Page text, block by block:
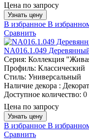
Цена по запросу
Узнать цену
В избранное В
Сравнить
NA016.1.049
Серия: Коллекция
Профиль: Классический
Стиль: Универсальный
Наличие декора :
Доступное количество: 0
Цена по запросу
Узнать цену
В избранное В
Сравнить